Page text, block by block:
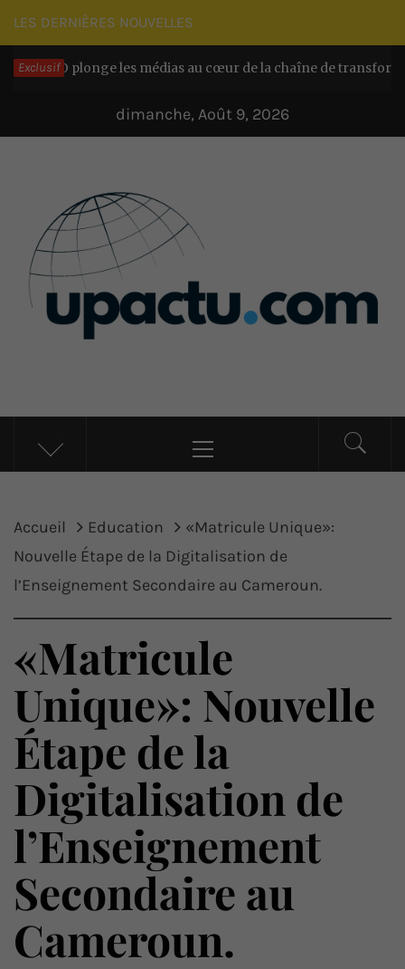
Passer
au
contenu
LES DERNIÈRES NOUVELLES
Exclusif
plonge les médias au cœur de la chaîne de transformation
dimanche, Août 9, 2026
UP ACTU
L’actualité d’ici et d’ailleurs
principal
Accueil Education
«Matricule Unique»:
Nouvelle Étape de la Digitalisation de
l’Enseignement Secondaire au Cameroun.
«Matricule
Unique»: Nouvelle
Étape de la
Digitalisation de
l’Enseignement
Secondaire au
Cameroun.